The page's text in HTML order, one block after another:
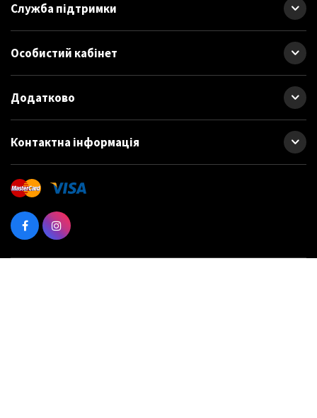
Служба підтримки
Особистий кабінет
Додатково
Контактна інформація